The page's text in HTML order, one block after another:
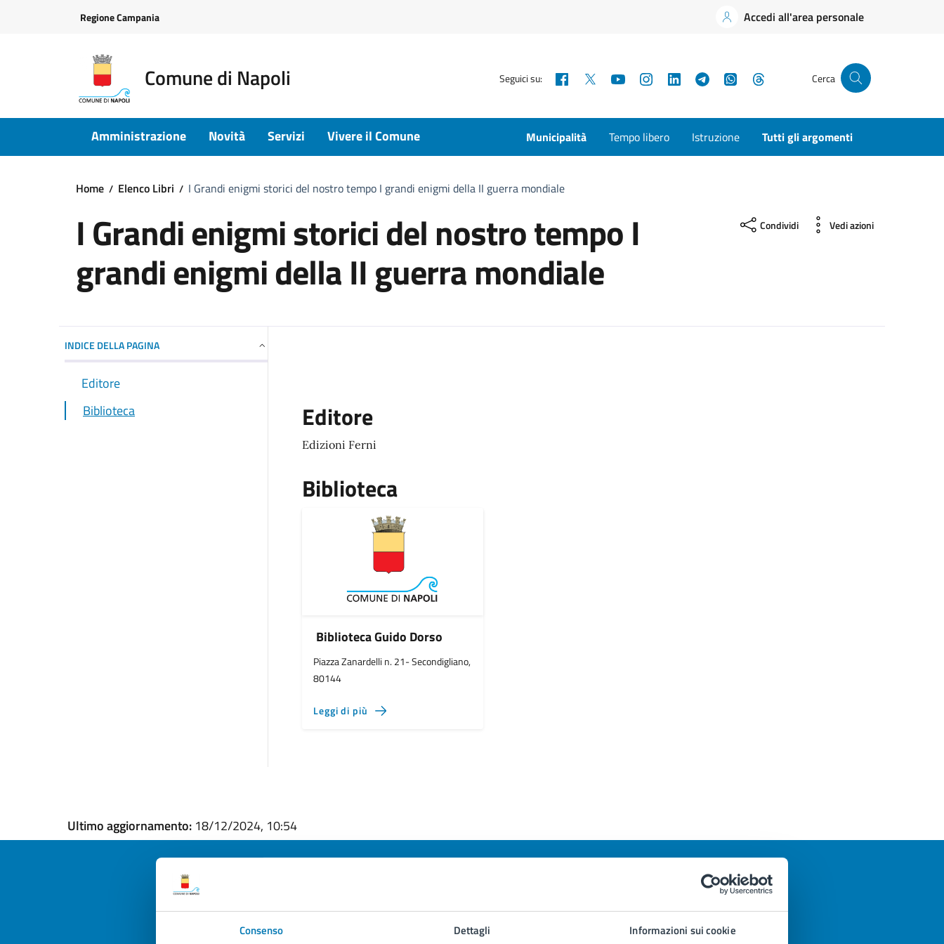
Consenso Dettagli Informazioni sui cookie
Regione Campania Accedi all'area personale
Comune di Napoli Seguici su: Facebook YouTubeInstagramLinkedInTelegramWhatsApp Cerca
Amministrazione Novità Servizi Vivere il Comune Municipalità Tempo libero Istruzione Tutti gli argomenti
Home Elenco Libri I Grandi enigmi storici del nostro tempo I grandi enigmi della II guerra mondiale
I Grandi enigmi storici del nostro tempo I
grandi enigmi della II guerra mondiale
Condividi Vedi azioni
INDICE DELLA PAGINA
Editore
Biblioteca
Editore
Edizioni Ferni
Biblioteca
Biblioteca Guido Dorso
Piazza Zanardelli n. 21- Secondigliano,
80144
Leggi di più
Ultimo aggiornamento: 18/12/2024, 10:54
Quanto sono chiare le informazioni su questa